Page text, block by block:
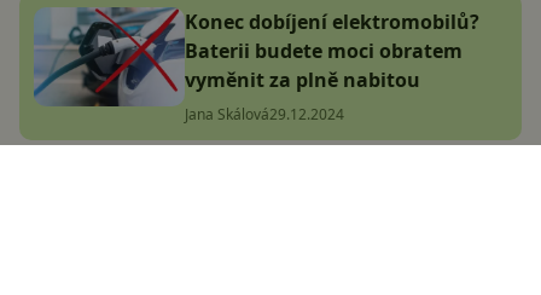
Konec dobíjení elektromobilů?
Baterii budete moci obratem
vyměnit za plně nabitou
Jana Skálová29.12.2024